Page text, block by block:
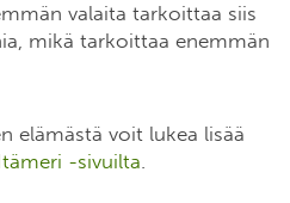
valaita tarkoittaa siis
mikä tarkoittaa enemmän
elämästä voit lukea lisää
-sivuilta.